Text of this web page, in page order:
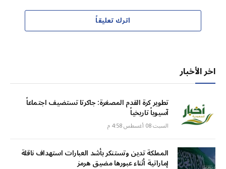
اترك تعليقاً
اخر الأخبار
تطوير كرة القدم المصغرة: جاكرتا تستضيف اجتماعاً
آسيوياً تاريخياً
السبت 08 أغسطس 4:58 م
المملكة تدين وتستنكر بأشد العبارات استهداف ناقلة
إماراتية أثناء عبورها مضيق هرمز